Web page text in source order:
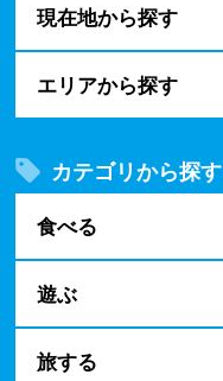
現在地から探す
エリアから探す
カテゴリから探す
食べる
遊ぶ
旅する